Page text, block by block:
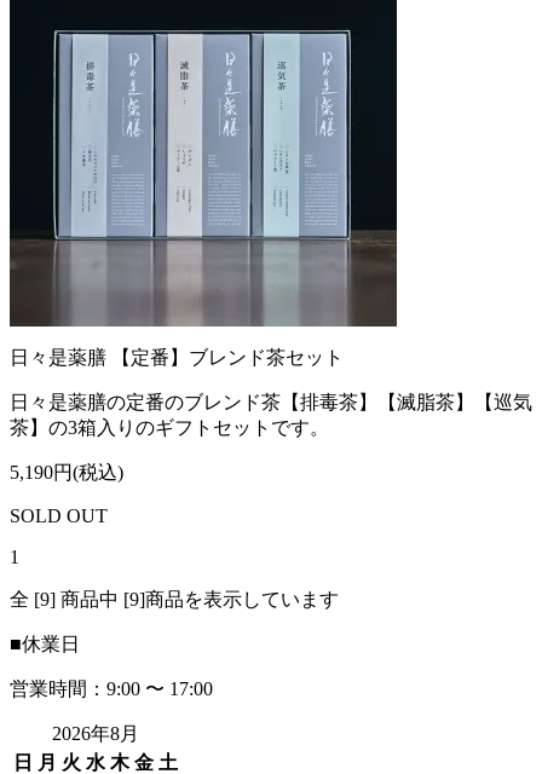
日々是薬膳 【定番】ブレンド茶セット
日々是薬膳の定番のブレンド茶【排毒茶】【滅脂茶】【巡気
茶】の3箱入りのギフトセットです。
5,190円(税込)
SOLD OUT
1
全 [9] 商品中 [9]商品を表示しています
■休業日
営業時間：9:00 〜 17:00
2026年8月
日
月 火 水 木 金 土